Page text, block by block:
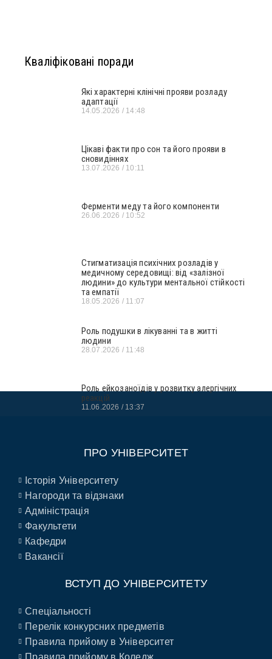
Кваліфіковані поради
Які характерні клінічні прояви розладу
адаптації
14.05.2026 14:48
Цікаві факти про сон та його прояви в
сновидіннях
13.07.2026 10:11
Ферменти меду та його компоненти
26.06.2026 10:52
Стигматизація психічних розладів у
медичному середовищі: від «залізної
людини» до культури ментальної стійкості
та емпатії
18.05.2026 11:07
Роль подушки в лікуванні та в житті
людини
28.07.2026 11:48
Роль ейкозаноїдів у розвитку алергічних
реакцій
11.06.2026 13:37
ПРО УНІВЕРСИТЕТ
Історія Університету
Нагороди та відзнаки
Адміністрація
Факультети
Кафедри
Вакансії
ВСТУП ДО УНІВЕРСИТЕТУ
Спеціальності
Перелік конкурсних предметів
Правила прийому в Університет